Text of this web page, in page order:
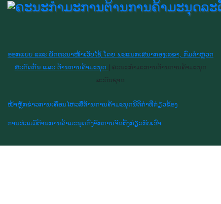
ອອກແບບ ແລະ ພັດທະນາໜ້າເວັບໄຊ້ ໂດຍ ພະແນກເສນາກອງເລຂາ, ກົມຕຳຫຼວດ
ສະກັດກັ້ນ ແລະ ຕ້ານການຄ້າມະນຸດ
ຄະນະກຳມະການຕ້ານການຄ້າມະນຸດ
ລະດັບຊາດ
ໜ້າຫຼັກຂ່າວການເຄື່ອນໄຫວສື່ຕ້ານການຄ້າມະນຸດນິຕິກຳທີ່ກ່ຽວຂ້ອງ
ການຮ່ວມມືຕ້ານການຄ້າມະນຸດກົງຈັກການຈັດຕັ້ງກ່ຽວກັບເຮົາ